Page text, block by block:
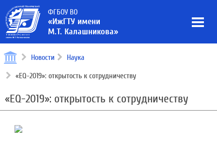
ФГБОУ ВО
«ИжГТУ имени
М.Т. Калашникова»
Новости Наука
«EQ-2019»: открытость к сотрудничеству
«EQ-2019»: открытость к сотрудничеству